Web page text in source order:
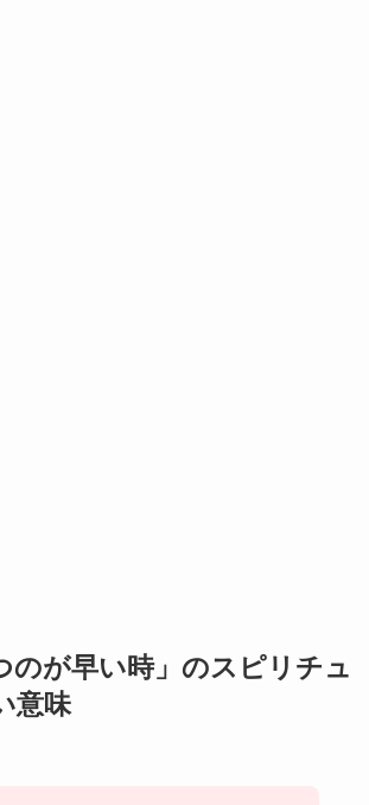
のが早い時」のスピリチュ
意味